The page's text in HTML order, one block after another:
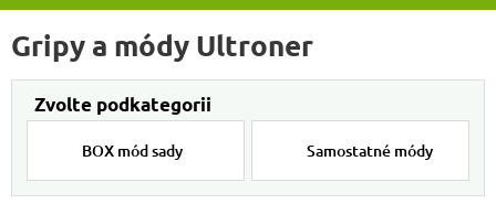
Gripy a módy Ultroner
BOX mód sady Samostatné módy